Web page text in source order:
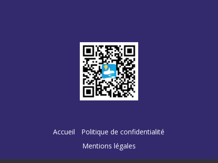
Accueil
Politique de confidentialité
Mentions légales